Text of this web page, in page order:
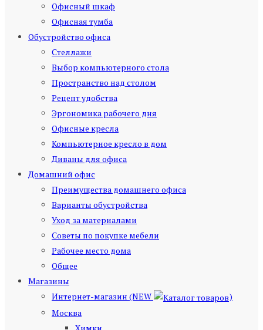
Офисный шкаф
Офисная тумба
Обустройство офиса
Стеллажи
Выбор компьютерного стола
Пространство над столом
Рецепт удобства
Эргономика рабочего дня
Офисные кресла
Компьютерное кресло в дом
Диваны для офиса
Домашний офис
Преимущества домашнего офиса
Варианты обустройства
Уход за материалами
Советы по покупке мебели
Рабочее место дома
Общее
Магазины
Интернет-магазин (NEW
)
Москва
Химки